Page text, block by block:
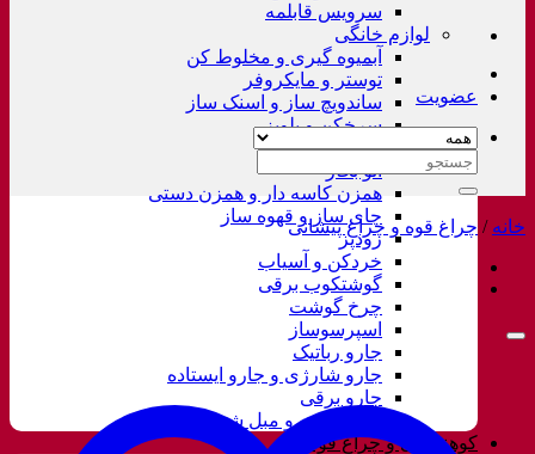
سرویس قابلمه
لوازم خانگی
آبمیوه گیری و مخلوط کن
توستر و مایکروفر
ساندویچ ساز و اسنک ساز
سرخکن و پلوپز
غذاساز
اتو بخار
همزن کاسه دار و همزن دستی
چای ساز و قهوه ساز
زودپز
خردکن و آسیاب
گوشتکوب برقی
چرخ گوشت
اسپرسوساز
جارو رباتیک
جارو شارژی و جارو ایستاده
جارو برقی
فرش شور و مبل شور
کوهنوردی و چراغ قوه
عضویت
جستجو
خانه / چراغ قوه و چراغ پیشانی